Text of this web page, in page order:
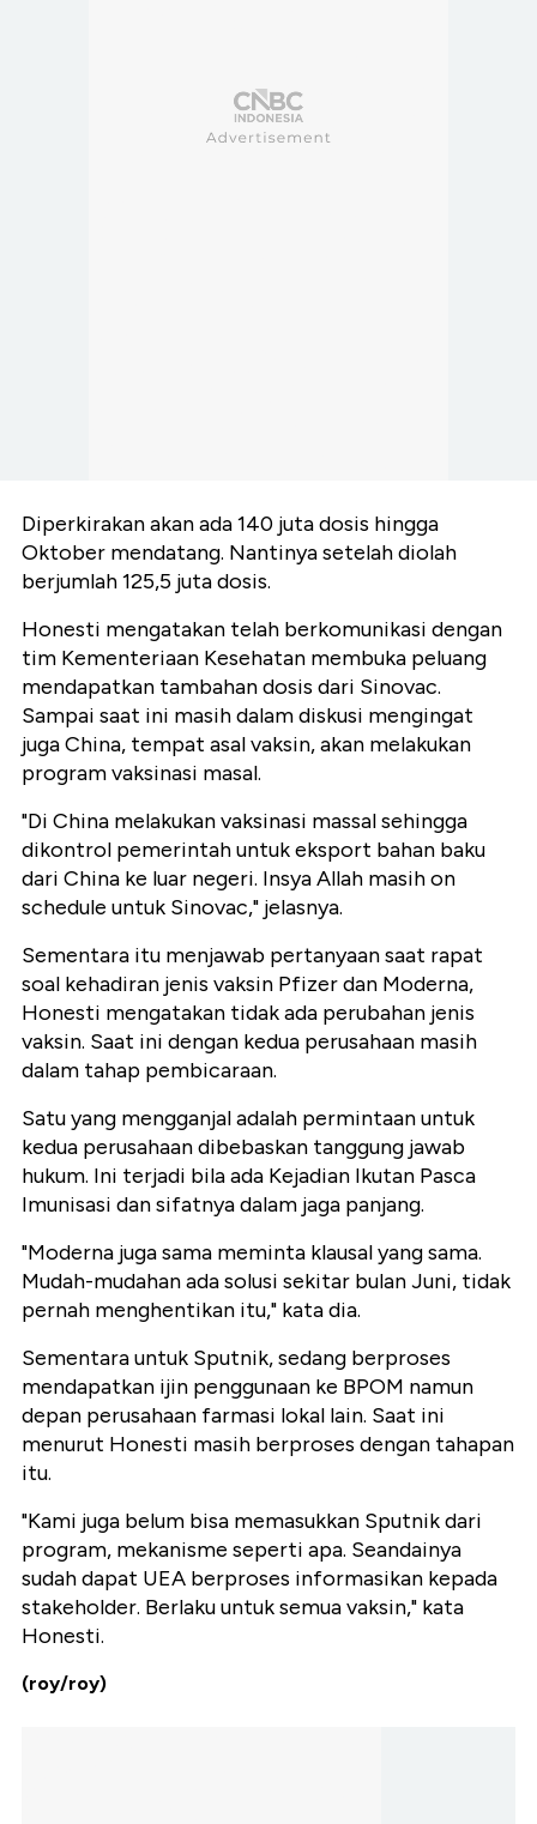
Diperkirakan akan ada 140 juta dosis hingga
Oktober mendatang. Nantinya setelah diolah
berjumlah 125,5 juta dosis.
Honesti mengatakan telah berkomunikasi dengan
tim Kementeriaan Kesehatan membuka peluang
mendapatkan tambahan dosis dari Sinovac.
Sampai saat ini masih dalam diskusi mengingat
juga China, tempat asal vaksin, akan melakukan
program vaksinasi masal.
"Di China melakukan vaksinasi massal sehingga
dikontrol pemerintah untuk eksport bahan baku
dari China ke luar negeri. Insya Allah masih on
schedule untuk Sinovac," jelasnya.
Sementara itu menjawab pertanyaan saat rapat
soal kehadiran jenis vaksin Pfizer dan Moderna,
Honesti mengatakan tidak ada perubahan jenis
vaksin. Saat ini dengan kedua perusahaan masih
dalam tahap pembicaraan.
Satu yang mengganjal adalah permintaan untuk
kedua perusahaan dibebaskan tanggung jawab
hukum. Ini terjadi bila ada Kejadian Ikutan Pasca
Imunisasi dan sifatnya dalam jaga panjang.
"Moderna juga sama meminta klausal yang sama.
Mudah-mudahan ada solusi sekitar bulan Juni, tidak
pernah menghentikan itu," kata dia.
Sementara untuk Sputnik, sedang berproses
mendapatkan ijin penggunaan ke BPOM namun
depan perusahaan farmasi lokal lain. Saat ini
menurut Honesti masih berproses dengan tahapan
itu.
"Kami juga belum bisa memasukkan Sputnik dari
program, mekanisme seperti apa. Seandainya
sudah dapat UEA berproses informasikan kepada
stakeholder. Berlaku untuk semua vaksin," kata
Honesti.
(roy/roy)